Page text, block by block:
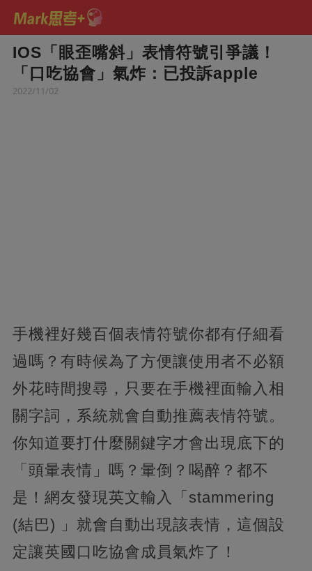
IOS「眼歪嘴斜」表情符號引爭議！
「口吃協會」氣炸：已投訴apple
2022/11/02
手機裡好幾百個表情符號你都有仔細看
過嗎？有時候為了方便讓使用者不必額
外花時間搜尋，只要在手機裡面輸入相
關字詞，系統就會自動推薦表情符號。
你知道要打什麼關鍵字才會出現底下的
「頭暈表情」嗎？暈倒？喝醉？都不
是！網友發現英文輸入「stammering
(結巴) 」就會自動出現該表情，這個設
定讓英國口吃協會成員氣炸了！